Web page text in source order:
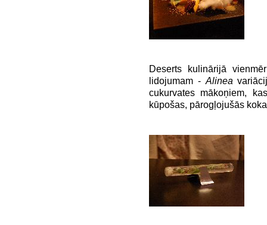
Deserts kulinārijā
lidojumam - Alinea
cukurvates mākoņiem,
kūpošas, pārogļojušās